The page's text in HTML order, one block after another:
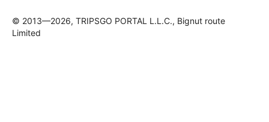
© 2013—2026, TRIPSGO PORTAL L.L.C., Bignut route
Limited